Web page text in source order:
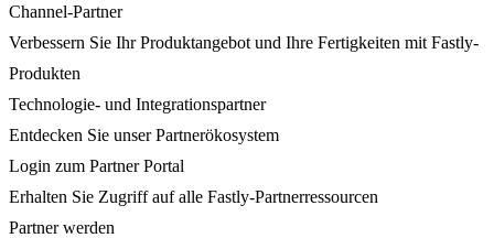
Channel-Partner
Verbessern Sie Ihr Produktangebot und Ihre Fertigkeiten mit Fastly-
Produkten
Technologie- und Integrationspartner
Entdecken Sie unser Partnerökosystem
Login zum Partner Portal
Erhalten Sie Zugriff auf alle Fastly-Partnerressourcen
Partner werden